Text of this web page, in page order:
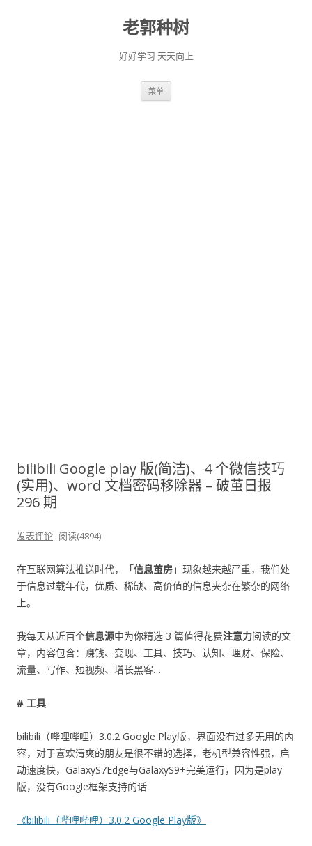
老郭种树
好好学习 天天向上
菜单
bilibili Google play 版(简洁)、4 个微信技巧
(实用)、word 文档密码移除器​ – 破茧日报
296 期
发表评论 阅读(4894)
在互联网算法推送时代，「信息茧房」现象越来越严重，我们处
于信息过载年代，优质、稀缺、高价值的信息夹杂在繁杂的网络
上。
我每天从近百个信息源中为你精选 3 篇值得花费注意力阅读的文
章，内容包含：赚钱、变现、工具、技巧、认知、理财、保险、
流量、写作、短视频、增长黑客…
# 工具
bilibili（哔哩哔哩）3.0.2 Google Play版，界面没有过多无用的内
容，对于喜欢清爽的朋友是很不错的选择，老机型兼容性强，启
动速度快，GalaxyS7Edge与GalaxyS9+完美运行，因为是play
版，没有Google框架支持的话
《bilibili（哔哩哔哩）3.0.2 Google Play版》